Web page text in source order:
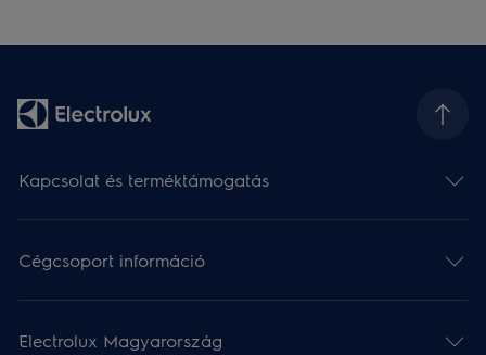
Kapcsolat és terméktámogatás
Cégcsoport információ
Electrolux Magyarország